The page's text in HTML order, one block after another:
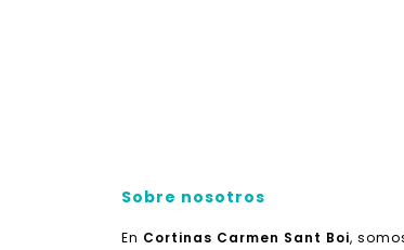
Sobre nosotros
En Cortinas Carmen Sant Boi,